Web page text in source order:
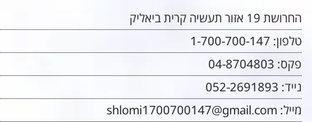
החרושת 19 אזור תעשיה קרית ביאליק
טלפון: 1-700-700-147
פקס: 04-8704803
נייד: 052-2691893
מייל: shlomi1700700147@gmail.com